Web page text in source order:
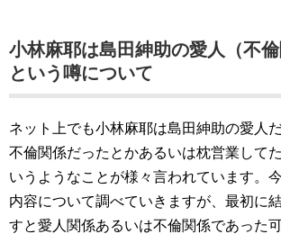
小林麻耶は島田紳助の愛人（不
という噂について
ネット上でも小林麻耶は島田紳助の愛人
不倫関係だったとかあるいは枕営業して
いうようなことが様々言われています。
内容について調べていきますが、最初に
すと愛人関係あるいは不倫関係であった